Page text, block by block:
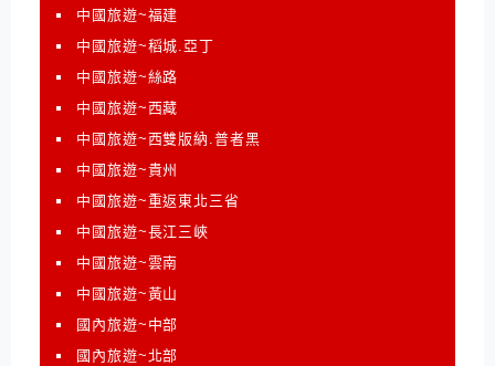
中國旅遊~福建
中國旅遊~稻城.亞丁
中國旅遊~絲路
中國旅遊~西藏
中國旅遊~西雙版納.普者黑
中國旅遊~貴州
中國旅遊~重返東北三省
中國旅遊~長江三峽
中國旅遊~雲南
中國旅遊~黃山
國內旅遊~中部
國內旅遊~北部